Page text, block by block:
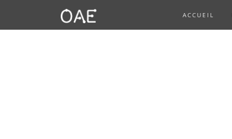
ACCUEIL